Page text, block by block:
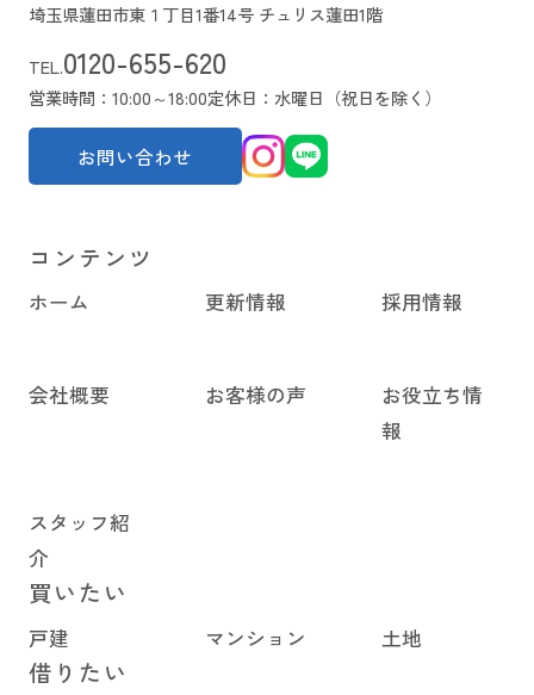
埼玉県蓮田市東１丁目1番14号 チュリス蓮田1階
TEL.0120-655-620
営業時間：10:00～18:00定休日：水曜日（祝日を除く）
お問い合わせ
コンテンツ
ホーム 更新情報 採用情報
会社概要 お客様の声
お役立ち情
報
スタッフ紹
介
買いたい
戸建 マンション 土地
借りたい